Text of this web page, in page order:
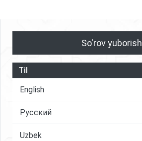
So'rov yuborish
Til
English
Русский
Uzbek